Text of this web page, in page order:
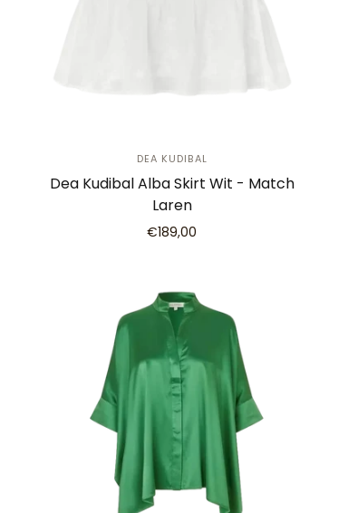
DEA KUDIBAL
Dea Kudibal Alba Skirt Wit - Match
Laren
€189,00